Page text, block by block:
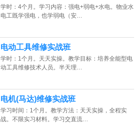
学时：4个月。学习内容：强电+弱电+水电。物业水
电工既学强电，也学弱电（安…
电动工具维修实战班
学时：1个月。天天实操。教学目标：培养全能型电
动工具维修技术人员。半天理…
电机(马达)维修实战班
学习时间：1个月。教学方法：天天实操，全程实
战。不限实习材料。学习交直流…